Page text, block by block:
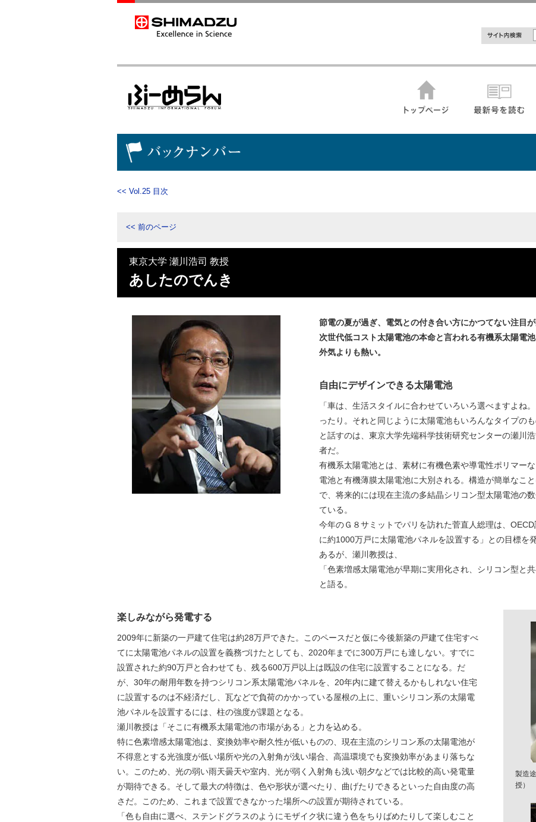
<< Vol.25 目次
<< 前のページ
東京大学 瀬川浩司 教授
あしたのでんき
節電の夏が過ぎ、電気との付き合い方にかつてない注目が
次世代低コスト太陽電池の本命と言われる有機系太陽電
外気よりも熱い。
自由にデザインできる太陽電池
「車は、生活スタイルに合わせていろいろ選べますよね
ったり。それと同じように太陽電池もいろんなタイプの
と話すのは、東京大学先端科学技術研究センターの瀬川
者だ。
有機系太陽電池とは、素材に有機色素や導電性ポリマー
電池と有機薄膜太陽電池に大別される。構造が簡単なこ
で、将来的には現在主流の多結晶シリコン型太陽電池の
ている。
今年のＧ８サミットでパリを訪れた菅直人総理は、
に約1000万戸に太陽電池パネルを設置する」との目標を
あるが、瀬川教授は、
「色素増感太陽電池が早期に実用化され、シリコン型と
と語る。
楽しみながら発電する
2009年に新築の一戸建て住宅は約28万戸できた。このペースだと仮に今後新築の戸建て住宅すべ
てに太陽電池パネルの設置を義務づけたとしても、2020年までに300万戸にも達しない。すでに
設置された約90万戸と合わせても、残る600万戸以上は既設の住宅に設置することになる。だ
が、30年の耐用年数を持つシリコン系太陽電池パネルを、20年内に建て替えるかもしれない住宅
に設置するのは不経済だし、瓦などで負荷のかかっている屋根の上に、重いシリコン系の太陽電
池パネルを設置するには、柱の強度が課題となる。
瀬川教授は「そこに有機系太陽電池の市場がある」と力を込める。
特に色素増感太陽電池は、変換効率や耐久性が低いものの、現在主流のシリコン系の太陽電池が
不得意とする光強度が低い場所や光の入射角が浅い場合、高温環境でも変換効率があまり落ちな
い。このため、光の弱い雨天曇天や室内、光が弱く入射角も浅い朝夕などでは比較的高い発電量
が期待できる。そして最大の特徴は、色や形状が選べたり、曲げたりできるといった自由度の高
さだ。このため、これまで設置できなかった場所への設置が期待されている。
「色も自由に選べ、ステンドグラスのようにモザイク状に違う色をちりばめたりして楽しむこと
製造
授）